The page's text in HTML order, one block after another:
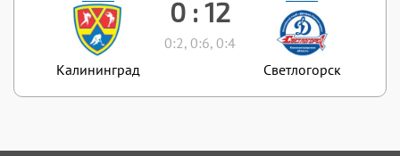
Калининград
0 : 12
0:2, 0:6, 0:4
Светлогорск